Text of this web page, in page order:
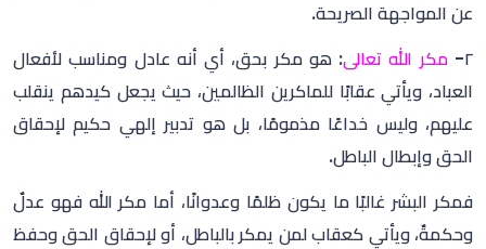
عن المواجهة الصريحة.
٢-
مكر الله تعالى: هو مكر بحق، أي أنه عادل ومناسب لأفعال
العباد، ويأتي عقابًا للماكرين الظالمين، حيث يجعل كيدهم ينقلب
عليهم، وليس خداعًا مذمومًا، بل هو تدبير إلهي حكيم لإحقاق
الحق وإبطال الباطل.
فمكر البشر غالبًا ما يكون ظلمًا وعدوانًا، أما مكر الله فهو عدلٌ
وحكمةٌ، ويأتي كعقاب لمن يمكر بالباطل، أو لإحقاق الحق وحفظ